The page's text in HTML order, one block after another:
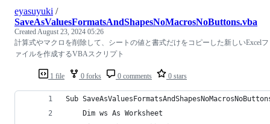
1 file 0 forks 0 comments 0 stars
eyasuyuki /
SaveAsValuesFormatsAndShapesNoMacrosNoButtons.vba
CreatedAugust 23, 2024 05:26
計算式やマクロを削除して、シートの値と書式だけをコピーした新しいExcelフ
ァイルを作成するVBAスクリプト
Sub
    Dim ws As Worksheet